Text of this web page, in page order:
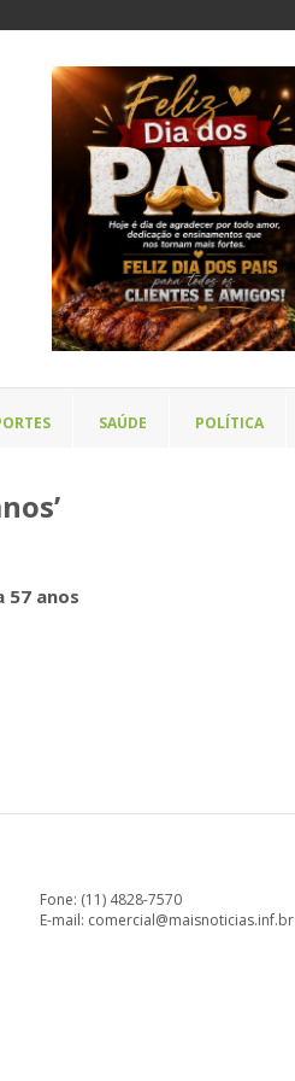
SAÚDE POLÍTICA
57 anos
Fone: (11) 4828-7570
E-mail: comercial@maisnoticias.inf.br